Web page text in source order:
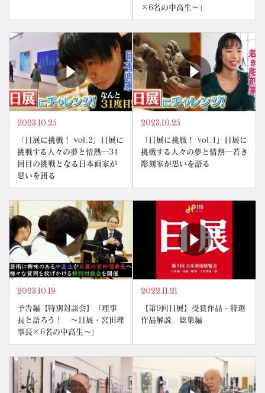
×6名の中高生～」
2023.10.25
「日展に挑戦！ vol.2」日展に
挑戦する人々の夢と情熱―31
回目の挑戦となる日本画家が
思いを語る
2023.10.25
「日展に挑戦！ vol.1」日展に
挑戦する人々の夢と情熱―若き
彫刻家が思いを語る
2023.10.19
予告編【特別対談会】「理事
長と語ろう！ ～日展・宮田理
事長×6名の中高生～」
2022.11.21
【第9回日展】受賞作品・特選
作品解説 総集編